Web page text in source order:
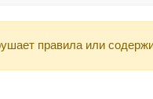
правила или